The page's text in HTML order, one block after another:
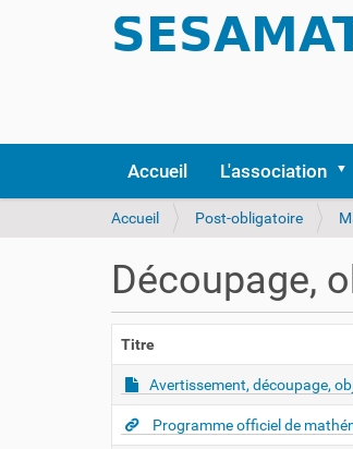
Accueil L'association
V
t
s
Accueil Post-obligatoire
Découpage,
Titre
Avertissement, découpage,
Programme officiel de